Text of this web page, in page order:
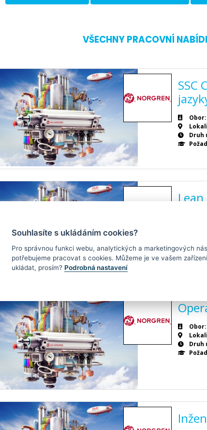
VŠECHNY PRACOVNÍ
SSC
Obor:
Druh
Obor:
Druh
Souhlasíte s ukládáním cookies?
Pro správnou funkci webu, analytických a marketingových
potřebujeme pracovat s cookies. Můžeme je ve vašem zařízení
ukládat, prosím? Podrobná nastavení